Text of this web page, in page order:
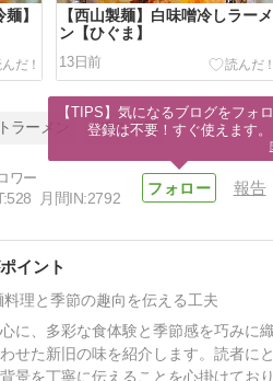
】
【西山製麺】白味噌冷しラーメ
ン【ひぐま】
13日前
ラーメン #チルド麺
528 月間IN:2792
報告
イント
料理と季節の趣向を伝える工夫
に、多彩な食体験と季節感を巧み
せた新旧の味を紹介します。読者
景を丁寧に伝えることを心掛けてお
【TIPS】気になるブログをフォロ
登録は不要！すぐ使えます。